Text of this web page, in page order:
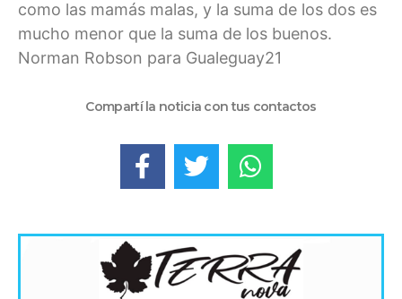
como las mamás malas, y la suma de los dos es
mucho menor que la suma de los buenos.
Norman Robson para Gualeguay21
Compartí la noticia con tus contactos